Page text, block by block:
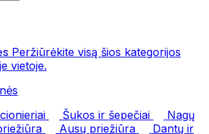
Peržiūrėkite visą šios kategorijos
vietoje.
Šukos ir šepečiai
Nagų
Ausų priežiūra
Dantų ir